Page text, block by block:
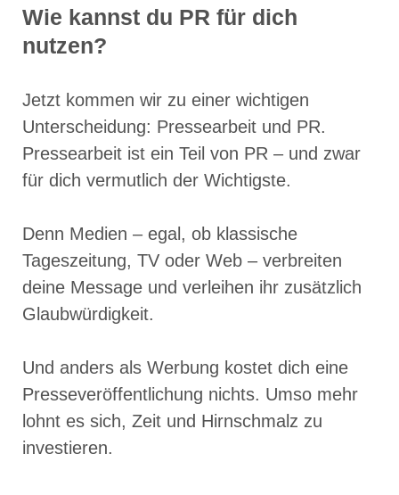
Wie kannst du PR für dich
nutzen?
Jetzt kommen wir zu einer wichtigen
Unterscheidung: Pressearbeit und PR.
Pressearbeit ist ein Teil von PR – und zwar
für dich vermutlich der Wichtigste.
Denn Medien – egal, ob klassische
Tageszeitung, TV oder Web – verbreiten
deine Message und verleihen ihr zusätzlich
Glaubwürdigkeit.
Und anders als Werbung kostet dich eine
Presseveröffentlichung nichts. Umso mehr
lohnt es sich, Zeit und Hirnschmalz zu
investieren.